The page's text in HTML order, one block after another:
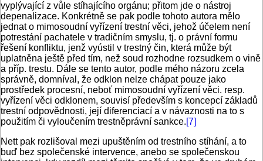
vyplývající z vůle stíhajícího orgánu; přitom jde o nástroj
depenalizace. Konkrétně se pak podle tohoto autora mělo
jednat o mimosoudní vyřízení trestní věci, jehož účelem není
potrestání pachatele v tradičním smyslu, tj. o právní formu
řešení konfliktu, jenž vyústil v trestný čin, která může být
uplatněna ještě před tím, než soud rozhodne rozsudkem o vině
a příp. trestu. Dále se tento autor, podle mého názoru zcela
správně, domníval, že odklon nelze chápat pouze jako
prostředek procesní, neboť mimosoudní vyřízení věci. resp.
vyřízení věci odklonem, souvisí především s koncepcí základů
trestní odpovědnosti, její diferenciací a v návaznosti na to s
použitím či vyloučením trestněprávní sankce.[7]
Nett pak rozlišoval mezi upuštěním od trestního stíhání, a to
buď bez společenské intervence, anebo se společenskou